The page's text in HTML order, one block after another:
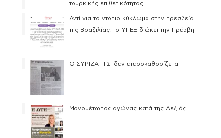
τουρκικής επιθετικότητας
Αντί για το ντόπιο κύκλωμα στην πρεσβεία
της Βραζιλίας, το ΥΠΕΞ διώκει την Πρέσβη!
Ο ΣΥΡΙΖΑ-Π.Σ. δεν ετεροκαθορίζεται
Μονομέτωπος αγώνας κατά της Δεξιάς